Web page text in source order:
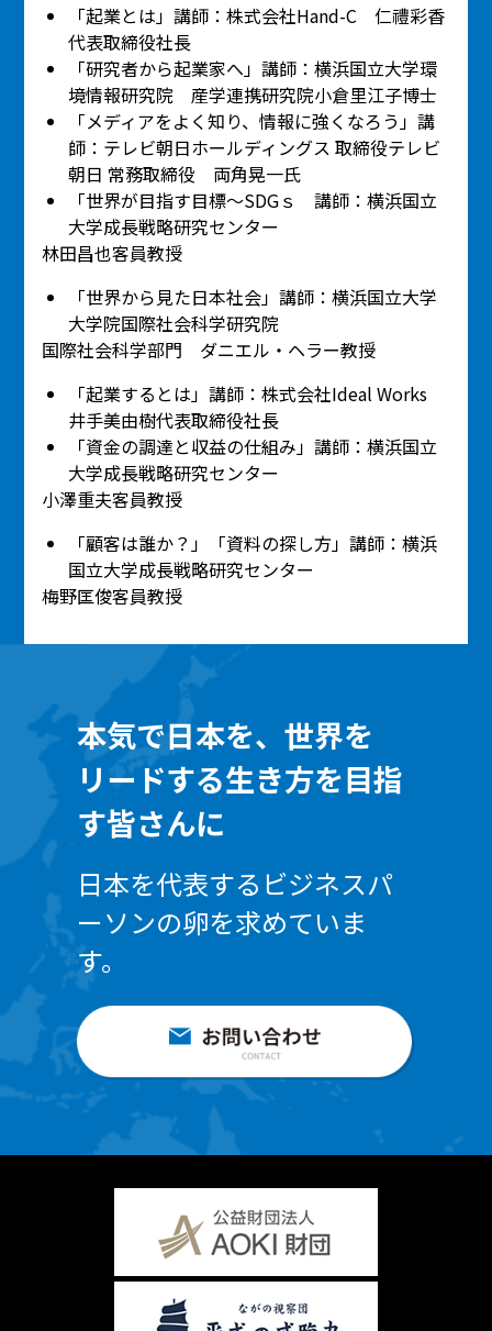
「起業とは」講師：株式会社Hand-C 仁禮彩香
代表取締役社長
「研究者から起業家へ」講師：横浜国立大学環
境情報研究院 産学連携研究院小倉里江子博士
「メディアをよく知り、情報に強くなろう」講
師：テレビ朝日ホールディングス 取締役テレビ
朝日 常務取締役 両角晃一氏
「世界が目指す目標～SDGｓ 講師：横浜国立
大学成長戦略研究センター
林田昌也客員教授
「世界から見た日本社会」講師：横浜国立大学
大学院国際社会科学研究院
国際社会科学部門 ダニエル・ヘラー教授
「起業するとは」講師：株式会社Ideal Works
井手美由樹代表取締役社長
「資金の調達と収益の仕組み」講師：横浜国立
大学成長戦略研究センター
小澤重夫客員教授
「顧客は誰か？」「資料の探し方」講師：横浜
国立大学成長戦略研究センター
梅野匡俊客員教授
本気で日本を、世界を
リードする生き方を目指
す皆さんに
日本を代表するビジネスパ
ーソンの卵を求めていま
す。